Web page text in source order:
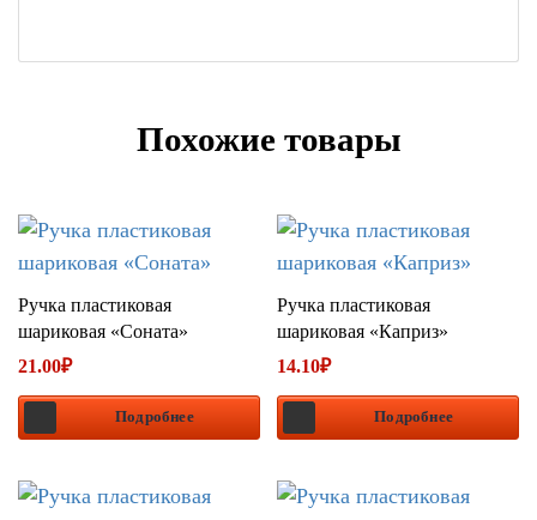
Похожие товары
Ручка пластиковая
шариковая «Соната»
21.00₽
Подробнее
Ручка пластиковая
шариковая «Каприз»
14.10₽
Подробнее